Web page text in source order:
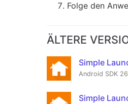
Folge den
ÄLTERE
Simple
Android SDK 26
Simple